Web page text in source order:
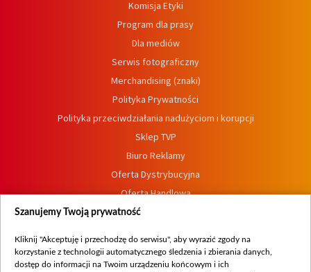
Komisja Etyki
Program dla prasy
Dla mediów
Serwis fotograficzny
Merchandising (znaki)
Polityka Prywatności
Polityka przeciwdziałania nadużyciom i korupcji
Sklep TVP
Biuro Reklamy
Oferta Dystrybucyjna
Oferta Handlowa
Dostępność
Procedura zgłoszeń wewnętrznych
Szanujemy Twoją prywatność
Kliknij "Akceptuję i przechodzę do serwisu", aby wyrazić zgody na
korzystanie z technologii automatycznego śledzenia i zbierania danych,
dostęp do informacji na Twoim urządzeniu końcowym i ich